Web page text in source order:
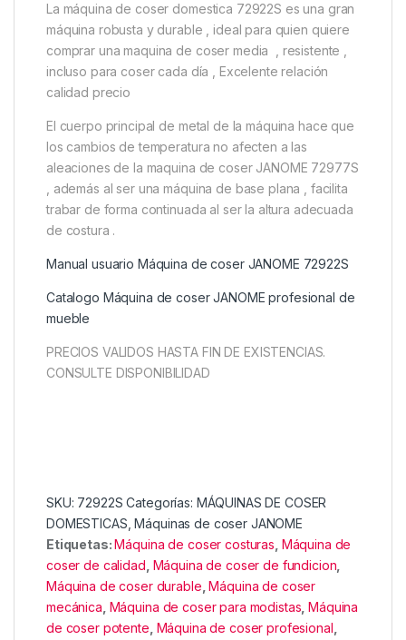
La máquina de coser domestica 72922S es una gran
máquina robusta y durable , ideal para quien quiere
comprar una maquina de coser media , resistente ,
incluso para coser cada día , Excelente relación
calidad precio
El cuerpo principal de metal de la máquina hace que
los cambios de temperatura no afecten a las
aleaciones de la maquina de coser JANOME 72977S
, además al ser una máquina de base plana , facilita
trabar de forma continuada al ser la altura adecuada
de costura .
Manual usuario Máquina de coser JANOME 72922S
Catalogo Máquina de coser JANOME profesional de
mueble
PRECIOS VALIDOS HASTA FIN DE EXISTENCIAS.
CONSULTE DISPONIBILIDAD
SKU: 72922S Categorías: MÁQUINAS DE COSER
DOMESTICAS ,Máquinas de coser JANOME
Etiquetas:Máquina de coser costuras Máquina de
coser de calidad Máquina de coser de fundicion
Máquina de coser durable ,Máquina de coser
mecánica Máquina de coser para modistas ,Máquina
de coser potente Máquina de coser profesional